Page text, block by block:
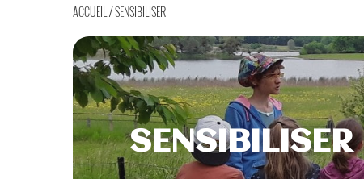
ACCUEIL /SENSIBILISER
SENSIBILISER